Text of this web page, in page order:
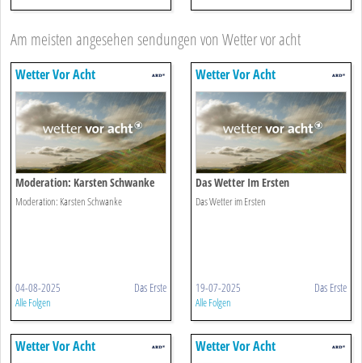
Am meisten angesehen sendungen von Wetter vor acht
Wetter Vor Acht
Moderation: Karsten Schwanke
Moderation: Karsten Schwanke
04-08-2025 Das Erste
Alle Folgen
Wetter Vor Acht
Das Wetter Im Ersten
Das Wetter im Ersten
19-07-2025 Das Erste
Alle Folgen
Wetter Vor Acht Wetter Vor Acht